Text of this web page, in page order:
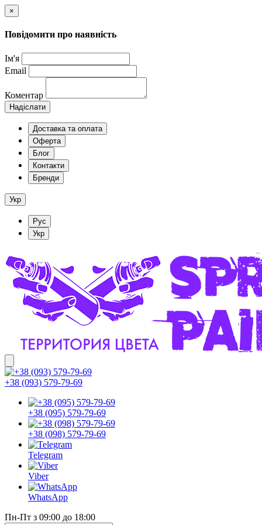
×
Повідомити про наявність
Ім'я
Email
Коментар
Надіслати
Доставка та оплата
Оферта
Блог
Контакти
Бренди
Укр
Рус
Укр
+38 (093) 579-79-69
+38 (095) 579-79-69
+38 (098) 579-79-69
Telegram
Viber
WhatsApp
Пн-Пт з 09:00 до 18:00